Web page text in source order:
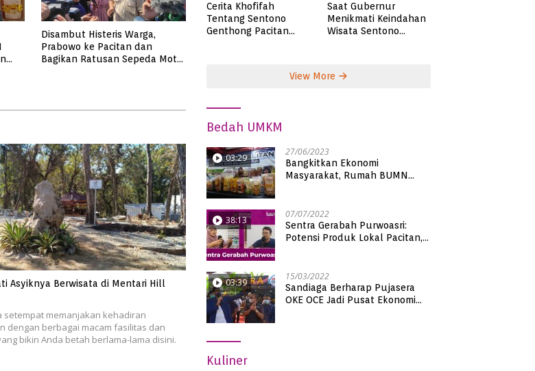
Disambut Histeris Warga,
Prabowo ke Pacitan dan
Bagikan Ratusan Sepeda Motor
Asyiknya Berwisata di Mentari Hill
setempat memanjakan kehadiran
dengan berbagai macam fasilitas dan
bikin Anda betah berlama-lama disini.
Cerita Khofifah
Tentang Sentono
Genthong Pacitan
Saat Gubernur
Menikmati Keindahan
Wisata Sentono
View More
Bedah UMKM
03:29 27/06/2023
Bangkitkan Ekonomi
Masyarakat, Rumah BUMN
38:13 07/07/2022
Sentra Gerabah Purwoasri:
Potensi Produk Lokal Pacitan,
03:39 15/03/2022
Sandiaga Berharap Pujasera
OKE OCE Jadi Pusat Ekonomi
Kuliner